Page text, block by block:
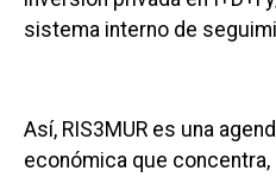
sistema interno de
Así, RIS3MUR es una
económica que